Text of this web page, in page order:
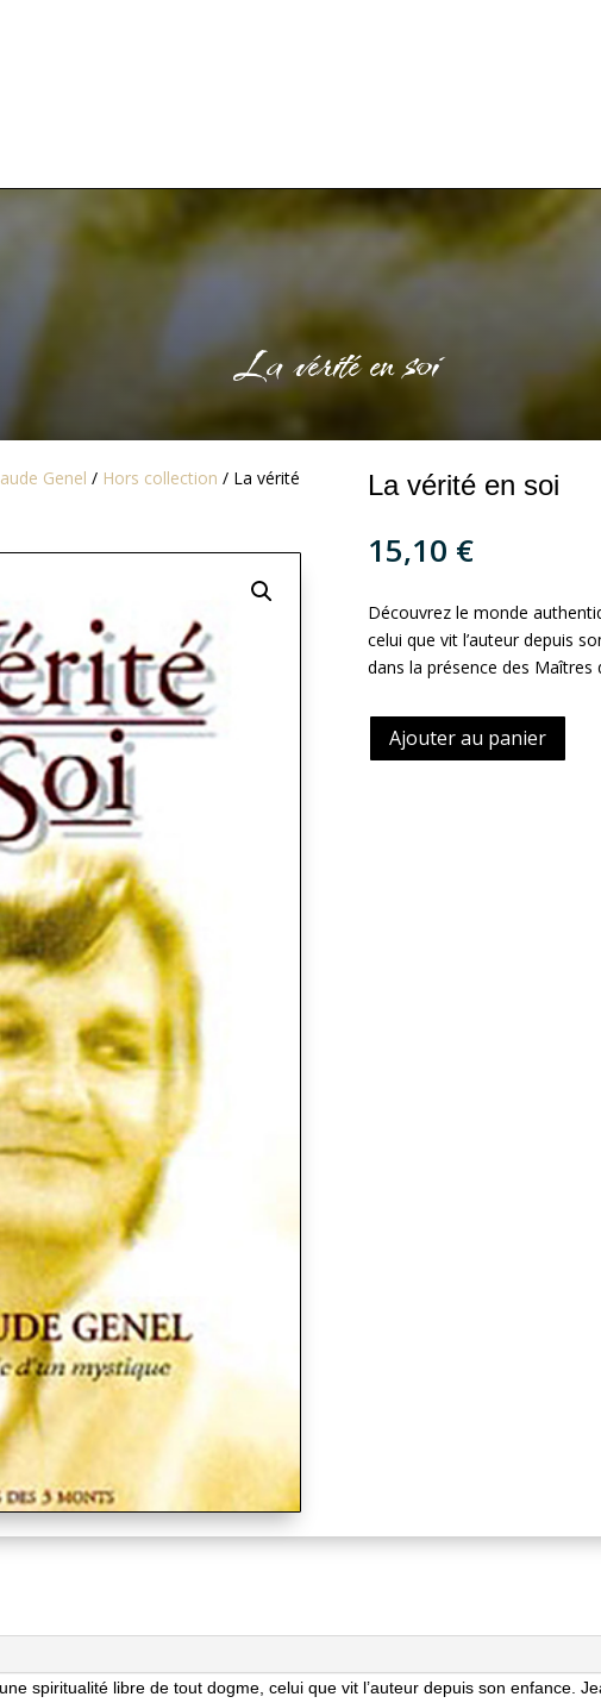
La vérité en soi
Genel / Hors collection / La vérité
La vérité en soi
15,10 €
Découvrez le monde
celui que vit l’auteur depuis
dans la présence des Maîtres
Ajouter au panier
spiritualité libre de tout dogme, celui que vit l’auteur depuis son enfance.